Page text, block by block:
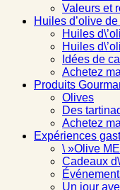
Valeurs et
Huiles d’olive
Huiles
Huiles
Idées de
Achetez
Produits
Olives
Des
Achetez
Expériences
\ »Olive
Cadeaux
Un jour